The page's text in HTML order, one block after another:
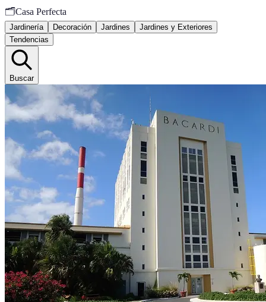
🗂️Casa Perfecta
Jardinería Decoración Jardines
Jardines y Exteriores
Tendencias
Buscar